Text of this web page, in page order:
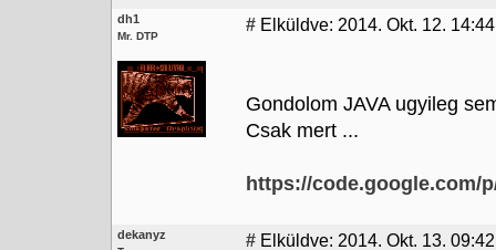
dh1
Mr. DTP
# Elküldve: 2014. Okt. 12. 14:44
Gondolom JAVA ugyileg
Csak mert ...
https://code.google.com/
dekanyz # Elküldve: 2014. Okt. 13. 09:42